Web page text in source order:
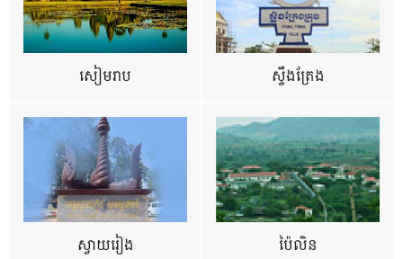
សៀមរាប ស្ទឹងត្រែង
ស្វាយរៀង ប៉ៃលិន